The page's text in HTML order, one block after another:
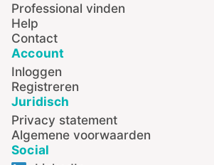
Professional vinden
Help
Contact
Account
Inloggen
Registreren
Juridisch
Privacy statement
Algemene voorwaarden
Social